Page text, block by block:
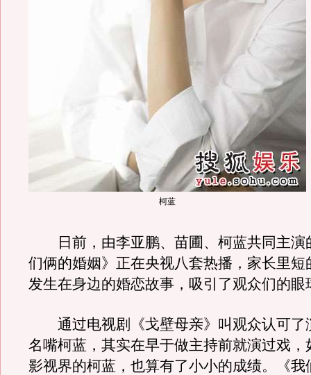
柯蓝
日前，由李亚鹏、苗圃、柯蓝共同主演
们俩的婚姻》正在央视八套热播，家长里短
发生在身边的婚恋故事，吸引了观众们的眼
通过电视剧《戈壁母亲》叫观众认可了
名嘴柯蓝，其实在早于做主持前就演过戏，
影视界的柯蓝，也算有了小小的成绩。《我